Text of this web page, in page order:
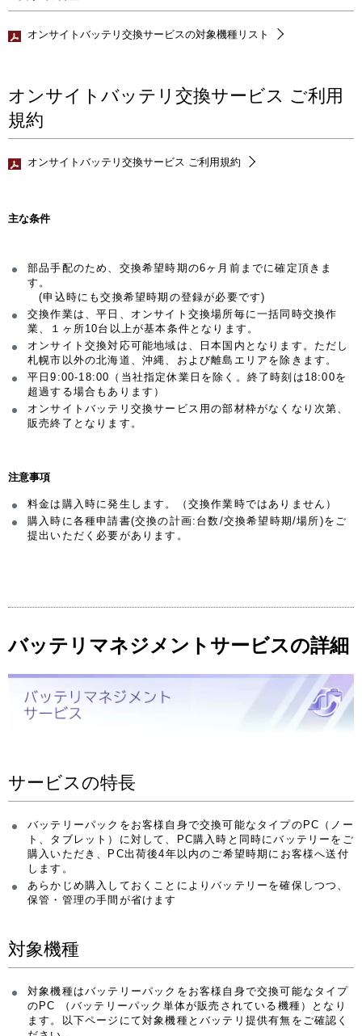
オンサイトバッテリ交換サービスの対象機種リスト
オンサイトバッテリ交換サービス ご利用
規約
オンサイトバッテリ交換サービス ご利用規約
主な条件
部品手配のため、交換希望時期の6ヶ月前までに確定頂きま
す。
(申込時にも交換希望時期の登録が必要です)
交換作業は、平日、オンサイト交換場所毎に一括同時交換作
業、１ヶ所10台以上が基本条件となります。
オンサイト交換対応可能地域は、日本国内となります。ただし
札幌市以外の北海道、沖縄、および離島エリアを除きます。
平日9:00-18:00（当社指定休業日を除く。終了時刻は18:00を
超過する場合もあります）
オンサイトバッテリ交換サービス用の部材枠がなくなり次第、
販売終了となります。
注意事項
料金は購入時に発生します。（交換作業時ではありません）
購入時に各種申請書(交換の計画:台数/交換希望時期/場所)をご
提出いただく必要があります。
バッテリマネジメントサービスの詳細
サービスの特長
バッテリーパックをお客様自身で交換可能なタイプのPC（ノー
ト、タブレット）に対して、PC購入時と同時にバッテリーをご
購入いただき、PC出荷後4年以内のご希望時期にお客様へ送付
します。
あらかじめ購入しておくことによりバッテリーを確保しつつ、
保管・管理の手間が省けます
対象機種
対象機種はバッテリーパックをお客様自身で交換可能なタイプ
のPC （バッテリーパック単体が販売されている機種）となり
ます。以下ページにて対象機種とバッテリ提供有無をご確認く